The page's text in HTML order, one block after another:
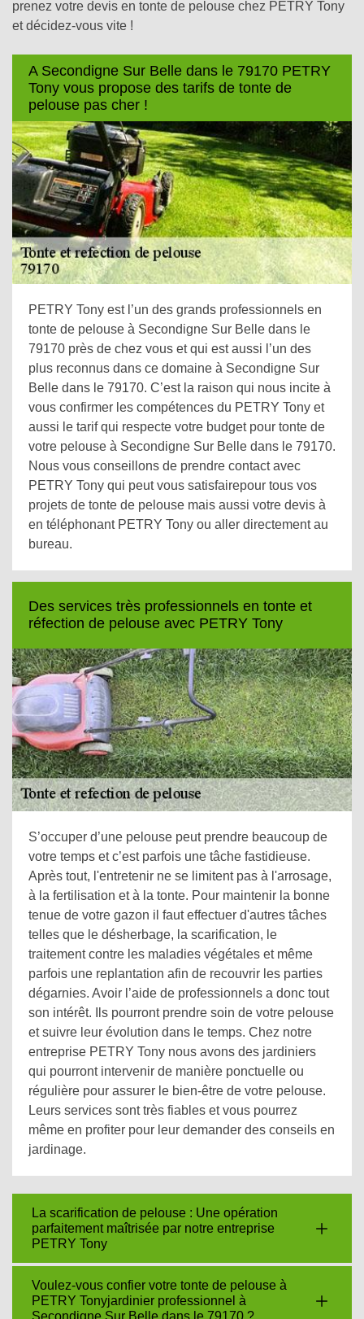
prenez votre devis en tonte de pelouse chez PETRY Tony
et décidez-vous vite !
A Secondigne Sur Belle dans le 79170 PETRY
Tony vous propose des tarifs de tonte de
pelouse pas cher !
PETRY Tony est l’un des grands professionnels en
tonte de pelouse à Secondigne Sur Belle dans le
79170 près de chez vous et qui est aussi l’un des
plus reconnus dans ce domaine à Secondigne Sur
Belle dans le 79170. C’est la raison qui nous incite à
vous confirmer les compétences du PETRY Tony et
aussi le tarif qui respecte votre budget pour tonte de
votre pelouse à Secondigne Sur Belle dans le 79170.
Nous vous conseillons de prendre contact avec
PETRY Tony qui peut vous satisfairepour tous vos
projets de tonte de pelouse mais aussi votre devis à
en téléphonant PETRY Tony ou aller directement au
bureau.
Des services très professionnels en tonte et
réfection de pelouse avec PETRY Tony
S’occuper d’une pelouse peut prendre beaucoup de
votre temps et c’est parfois une tâche fastidieuse.
Après tout, l'entretenir ne se limitent pas à l'arrosage,
à la fertilisation et à la tonte. Pour maintenir la bonne
tenue de votre gazon il faut effectuer d'autres tâches
telles que le désherbage, la scarification, le
traitement contre les maladies végétales et même
parfois une replantation afin de recouvrir les parties
dégarnies. Avoir l’aide de professionnels a donc tout
son intérêt. Ils pourront prendre soin de votre pelouse
et suivre leur évolution dans le temps. Chez notre
entreprise PETRY Tony nous avons des jardiniers
qui pourront intervenir de manière ponctuelle ou
régulière pour assurer le bien-être de votre pelouse.
Leurs services sont très fiables et vous pourrez
même en profiter pour leur demander des conseils en
jardinage.
La scarification de pelouse : Une opération
parfaitement maîtrisée par notre entreprise
PETRY Tony
Voulez-vous confier votre tonte de pelouse à
PETRY Tonyjardinier professionnel à
Secondigne Sur Belle dans le 79170 ?